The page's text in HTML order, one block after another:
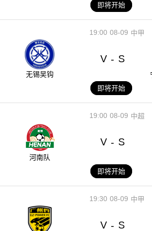
即将开始
08-09
19:00 中甲
无锡吴钩
V - S
即将开始
08-09
19:00 中超
河南队
V - S
即将开始
08-09
19:30 中甲
V - S